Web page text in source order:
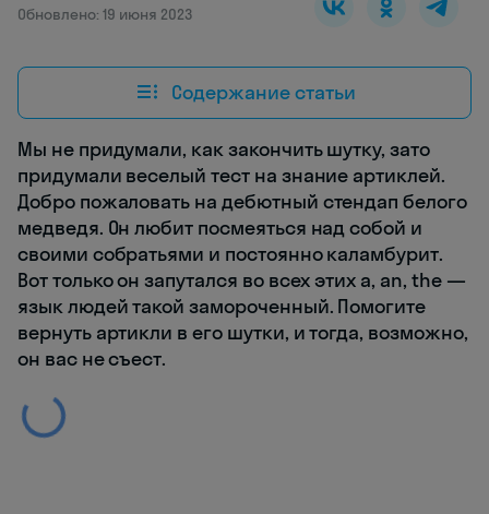
Обновлено: 19 июня 2023
Содержание статьи
Мы не придумали, как закончить шутку, зато
придумали веселый тест на знание артиклей.
Добро пожаловать на дебютный стендап белого
медведя. Он любит посмеяться над собой и
своими собратьями и постоянно каламбурит.
Вот только он запутался во всех этих a, an, the —
язык людей такой замороченный. Помогите
вернуть артикли в его шутки, и тогда, возможно,
он вас не съест.